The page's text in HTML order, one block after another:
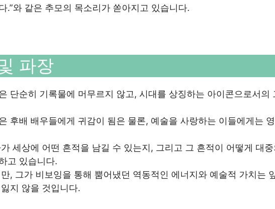
.”와 같은 추모의 목소리가 쏟아지고 있습니다.
파장
단순히 기록물에 머무르지 않고, 시대를 상징하는 아이콘으로서의
후배 배우들에게 귀감이 됨은 물론, 예술을 사랑하는 이들에게는
세상에 어떤 흔적을 남길 수 있는지, 그리고 그 흔적이 어떻게 대
고 있습니다.
, 그가 비보잉을 통해 뿜어냈던 역동적인 에너지와 예술적 가치는
지 않을 것입니다.